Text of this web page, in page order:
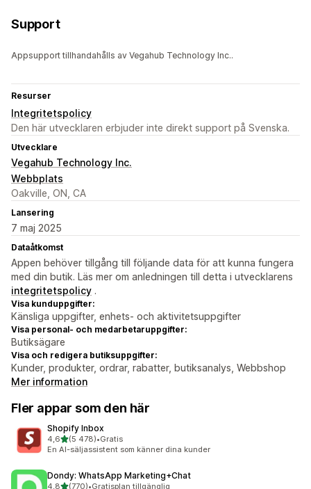
Support
Appsupport tillhandahålls av Vegahub Technology Inc..
Resurser
Integritetspolicy
Den här utvecklaren erbjuder inte direkt support på Svenska.
Utvecklare
Vegahub Technology Inc.
Webbplats
Oakville, ON, CA
Lansering
7 maj 2025
Dataåtkomst
Appen behöver tillgång till följande data för att kunna fungera
med din butik. Läs mer om anledningen till detta i utvecklarens
integritetspolicy .
Visa kunduppgifter:
Känsliga uppgifter, enhets- och aktivitetsuppgifter
Visa personal- och medarbetaruppgifter:
Butiksägare
Visa och redigera butiksuppgifter:
Kunder, produkter, ordrar, rabatter, butiksanalys, Webbshop
Mer information
Fler appar som den här
Shopify Inbox
4,6av 5 stjärnor
(5 478)
5478 recensioner totalt
•Gratis
En AI-säljassistent som känner dina kunder
Dondy: WhatsApp Marketing+Chat
4,8av 5 stjärnor
(770)•Gratisplan tillgänglig